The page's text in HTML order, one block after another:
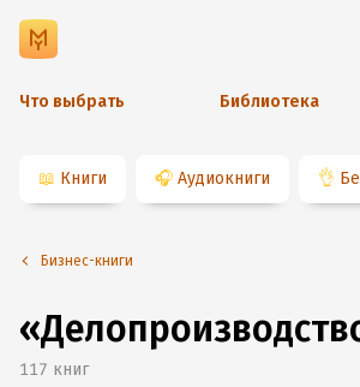
Что выбрать Библиотека
📖 Книги 🎧 Аудиокниги 👌
Бизнес-книги
117 книг